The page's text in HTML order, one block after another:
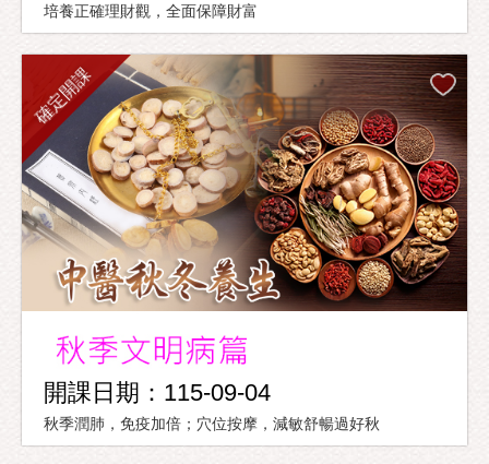
培養正確理財觀，全面保障財富
確定開課
開課日期：115-09-04
秋季潤肺，免疫加倍；穴位按摩，減敏舒暢過好秋